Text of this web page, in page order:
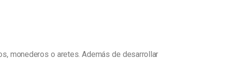
monederos o aretes. Además de desarrollar